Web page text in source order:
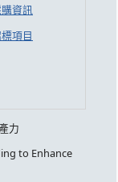
資訊
項目
力
to Enhance